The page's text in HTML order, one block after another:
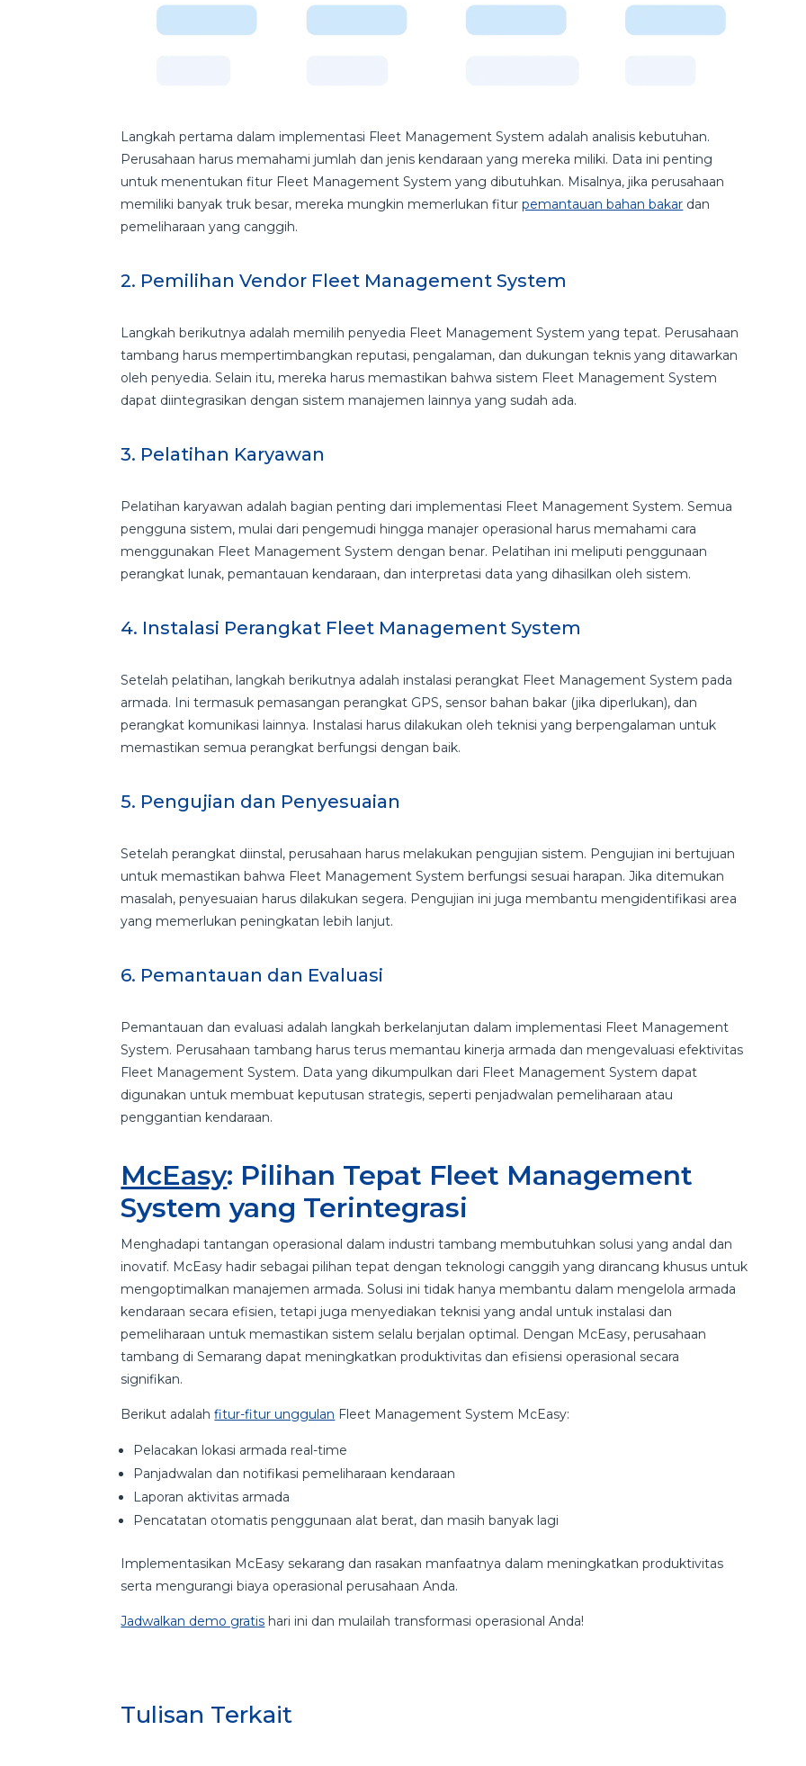
Langkah pertama dalam implementasi Fleet Management System adalah analisis kebutuhan.
Perusahaan harus memahami jumlah dan jenis kendaraan yang mereka miliki. Data ini penting
untuk menentukan fitur Fleet Management System yang dibutuhkan. Misalnya, jika perusahaan
memiliki banyak truk besar, mereka mungkin memerlukan fiturpemantauan bahan bakar dan
pemeliharaan yang canggih.
2. Pemilihan Vendor Fleet Management System
Langkah berikutnya adalah memilih penyedia Fleet Management System yang tepat. Perusahaan
tambang harus mempertimbangkan reputasi, pengalaman, dan dukungan teknis yang ditawarkan
oleh penyedia. Selain itu, mereka harus memastikan bahwa sistem Fleet Management System
dapat diintegrasikan dengan sistem manajemen lainnya yang sudah ada.
3. Pelatihan Karyawan
Pelatihan karyawan adalah bagian penting dari implementasi Fleet Management System. Semua
pengguna sistem, mulai dari pengemudi hingga manajer operasional harus memahami cara
menggunakan Fleet Management System dengan benar. Pelatihan ini meliputi penggunaan
perangkat lunak, pemantauan kendaraan, dan interpretasi data yang dihasilkan oleh sistem.
4. Instalasi Perangkat Fleet Management System
Setelah pelatihan, langkah berikutnya adalah instalasi perangkat Fleet Management System pada
armada. Ini termasuk pemasangan perangkat GPS, sensor bahan bakar (jika diperlukan), dan
perangkat komunikasi lainnya. Instalasi harus dilakukan oleh teknisi yang berpengalaman untuk
memastikan semua perangkat berfungsi dengan baik.
5. Pengujian dan Penyesuaian
Setelah perangkat diinstal, perusahaan harus melakukan pengujian sistem. Pengujian ini bertujuan
untuk memastikan bahwa Fleet Management System berfungsi sesuai harapan. Jika ditemukan
masalah, penyesuaian harus dilakukan segera. Pengujian ini juga membantu mengidentifikasi area
yang memerlukan peningkatan lebih lanjut.
6. Pemantauan dan Evaluasi
Pemantauan dan evaluasi adalah langkah berkelanjutan dalam implementasi Fleet Management
System. Perusahaan tambang harus terus memantau kinerja armada dan mengevaluasi efektivitas
Fleet Management System. Data yang dikumpulkan dari Fleet Management System dapat
digunakan untuk membuat keputusan strategis, seperti penjadwalan pemeliharaan atau
penggantian kendaraan.
McEasy: Pilihan Tepat Fleet Management
System yang Terintegrasi
Menghadapi tantangan operasional dalam industri tambang membutuhkan solusi yang andal dan
inovatif. McEasy hadir sebagai pilihan tepat dengan teknologi canggih yang dirancang khusus untuk
mengoptimalkan manajemen armada. Solusi ini tidak hanya membantu dalam mengelola armada
kendaraan secara efisien, tetapi juga menyediakan teknisi yang andal untuk instalasi dan
pemeliharaan untuk memastikan sistem selalu berjalan optimal. Dengan McEasy, perusahaan
tambang di Semarang dapat meningkatkan produktivitas dan efisiensi operasional secara
signifikan.
Berikut adalahfitur-fitur unggulan Fleet Management System McEasy:
Pelacakan lokasi armada real-time
Panjadwalan dan notifikasi pemeliharaan kendaraan
Laporan aktivitas armada
Pencatatan otomatis penggunaan alat berat, dan masih banyak lagi
Implementasikan McEasy sekarang dan rasakan manfaatnya dalam meningkatkan produktivitas
serta mengurangi biaya operasional perusahaan Anda.
Jadwalkan demo gratis hari ini dan mulailah transformasi operasional Anda!
Tulisan Terkait